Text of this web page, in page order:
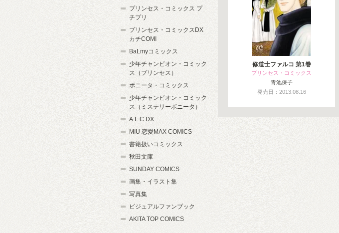
修道士ファルコ 第1巻
プリンセス・コミックス
青池保子
発売日：2013.08.16
プリンセス・コミックス プ
チプリ
プリンセス・コミックスDX
カチCOMI
BaLmyコミックス
少年チャンピオン・コミック
ス（プリンセス）
ボニータ・コミックス
少年チャンピオン・コミック
ス（ミステリーボニータ）
A.L.C.DX
MIU 恋愛MAX COMICS
書籍扱いコミックス
秋田文庫
SUNDAY COMICS
画集・イラスト集
写真集
ビジュアルファンブック
AKITA TOP COMICS